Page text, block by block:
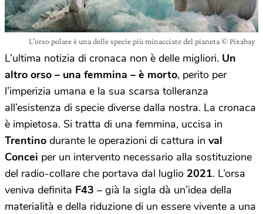
L'orso polare è una delle specie più minacciate del pianeta © Pixabay
L’ultima notizia di cronaca non è delle migliori. Un
altro orso – una femmina – è morto, perito per
l’imperizia umana e la sua scarsa tolleranza
all’esistenza di specie diverse dalla nostra. La cronaca
è impietosa. Si tratta di una femmina, uccisa in
Trentino durante le operazioni di cattura in val
Concei per un intervento necessario alla sostituzione
del radio-collare che portava dal luglio 2021. L’orsa
veniva definita F43 – già la sigla dà un’idea della
materialità e della riduzione di un essere vivente a una